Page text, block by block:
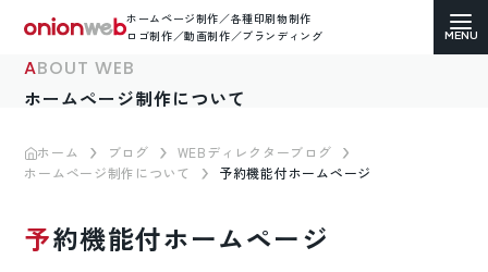
ホームページ制作／各種印刷物制作
ロゴ制作／動画制作／ブランディング
ホームページ制作
コーポレートサイト
ABOUT WEB
ホームページ制作について
ホーム ブログ
WEBディレクターブログ
ホームページ制作について
予約機能付ホームページ
予約機能付ホームページ